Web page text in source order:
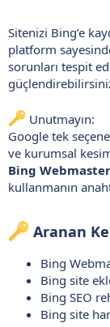
Sitenizi Bing’e
platform
sorunları tespit
Unutmayın:
Google tek
ve kurumsal
Bing
kullanmanın
Aranan
Bing
Bing site
Bing SEO
Bing site